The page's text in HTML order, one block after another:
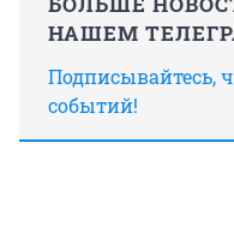
НАШЕМ
Подписывайтесь,
событий!